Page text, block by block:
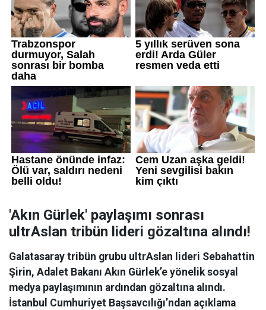
'Akın Gürlek' paylaşımı sonrası
ultrAslan tribün lideri gözaltına alındı!
Galatasaray tribün grubu ultrAslan lideri Sebahattin
Şirin, Adalet Bakanı Akın Gürlek’e yönelik sosyal
medya paylaşımının ardından gözaltına alındı.
İstanbul Cumhuriyet Başsavcılığı’ndan açıklama